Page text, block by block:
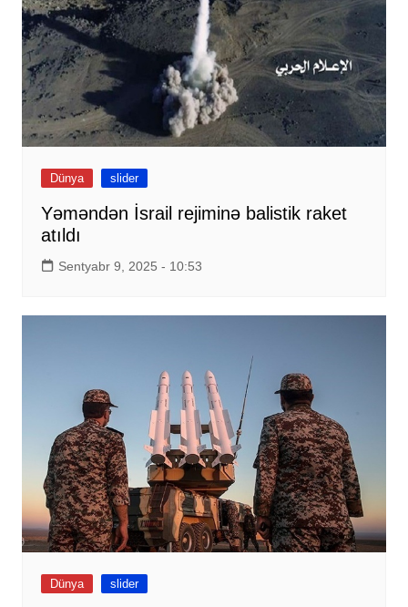
Dünya slider
Yəməndən İsrail rejiminə balistik raket
atıldı
Sentyabr 9, 2025 - 10:53
Dünya slider